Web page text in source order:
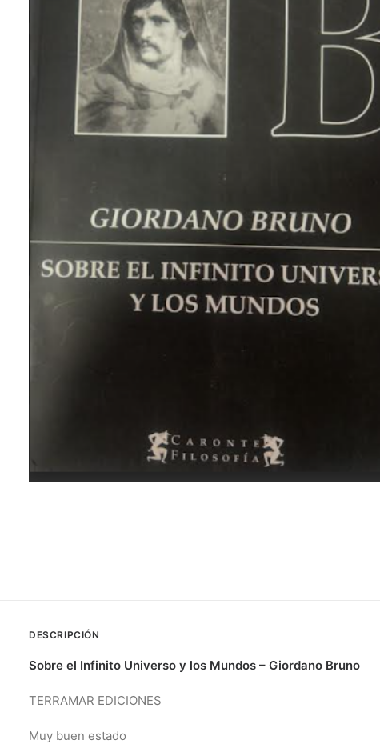
DESCRIPCIÓN
Sobre el Infinito Universo y los Mundos – Giordano Bruno
TERRAMAR EDICIONES
Muy buen estado